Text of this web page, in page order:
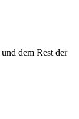
dem Rest der